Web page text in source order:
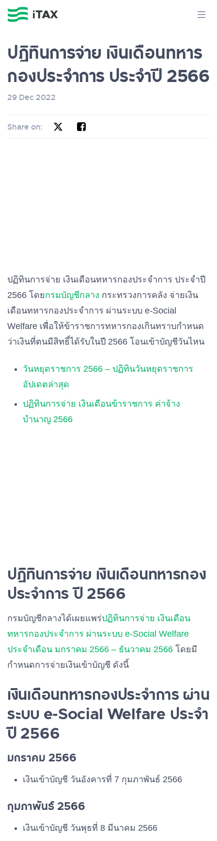
ปฏิทินการจ่าย เงินเดือนทหาร
กองประจำการ ประจำปี 2566
29 Dec 2022
Share on:
ปฏิทินการจ่าย เงินเดือนทหารกองประจำการ ประจำปี
2566 โดยกรมบัญชีกลาง กระทรวงการคลัง จ่ายเงิน
เดือนทหารกองประจำการ ผ่านระบบ e-Social
Welfare เพื่อให้ข้าราชการทหารกองเกินทราบกำหนด
ว่าเงินที่ตนมีสิทธิ์ได้รับในปี 2566 โอนเข้าบัญชีวันไหน
วันหยุดราชการ 2566 – ปฏิทินวันหยุดราชการ
อัปเดตล่าสุด
ปฏิทินการจ่าย เงินเดือนข้าราชการ ค่าจ้าง
บำนาญ 2566
ปฏิทินการจ่าย เงินเดือนทหารกอง
ประจำการ ปี 2566
กรมบัญชีกลางได้เผยแพร่ปฏิทินการจ่าย เงินเดือน
ทหารกองประจำการ ผ่านระบบ e-Social Welfare
ประจำเดือน มกราคม 2566 – ธันวาคม 2566 โดยมี
กำหนดการจ่ายเงินเข้าบัญชี ดังนี้
เงินเดือนทหารกองประจำการ ผ่าน
ระบบ e-Social Welfare ประจำ
ปี 2566
มกราคม 2566
เงินเข้าบัญชี วันอังคารที่ 7 กุมภาพันธ์ 2566
กุมภาพันธ์ 2566
เงินเข้าบัญชี วันพุธที่ 8 มีนาคม 2566